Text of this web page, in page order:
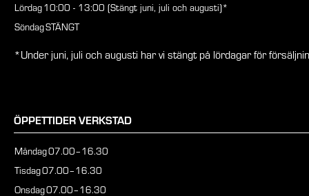
Lördag10:00 - 13:00 (Stängt juni, juli och augusti)*
SöndagSTÄNGT
*Under juni, juli och augusti har vi stängt på lördagar för
ÖPPETTIDER VERKSTAD
Måndag07.00–16.30
Tisdag07.00–16.30
Onsdag07.00–16.30